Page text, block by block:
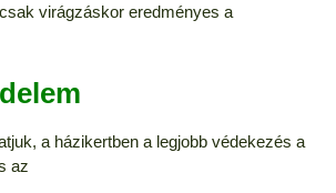
virágzáskor eredményes a
a házikertben a legjobb védekezés a
az